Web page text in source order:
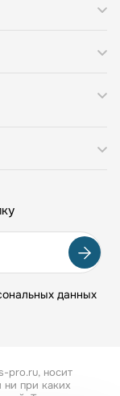
данных
pro.ru, носит
ни при каких